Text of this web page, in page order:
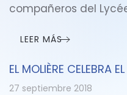
compañeros del
LEER MÁS
EL MOLIÈRE CELEBRA
27 septiembre 2018